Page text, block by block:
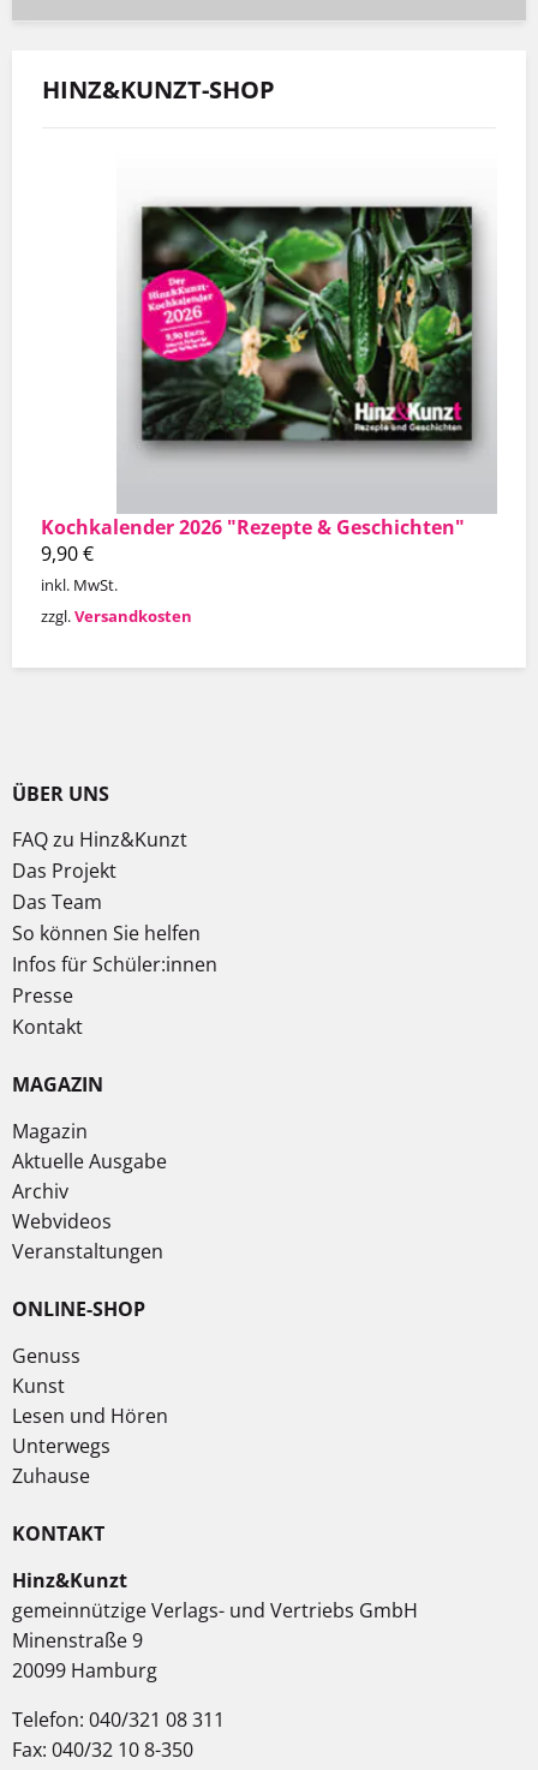
HINZ&KUNZT-SHOP
Kochkalender 2026 "Rezepte & Geschichten"
9,90€
inkl. MwSt.
zzgl.Versandkosten
ÜBER UNS
FAQ zu Hinz&Kunzt
Das Projekt
Das Team
So können Sie helfen
Infos für Schüler:innen
Presse
Kontakt
MAGAZIN
Magazin
Aktuelle Ausgabe
Archiv
Webvideos
Veranstaltungen
ONLINE-SHOP
Genuss
Kunst
Lesen und Hören
Unterwegs
Zuhause
KONTAKT
Hinz&Kunzt
gemeinnützige Verlags- und Vertriebs GmbH
Minenstraße 9
20099 Hamburg
Telefon: 040/321 08 311
Fax: 040/32 10 8-350